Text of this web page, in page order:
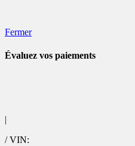
Fermer
Évaluez vos paiements
|
/ VIN: